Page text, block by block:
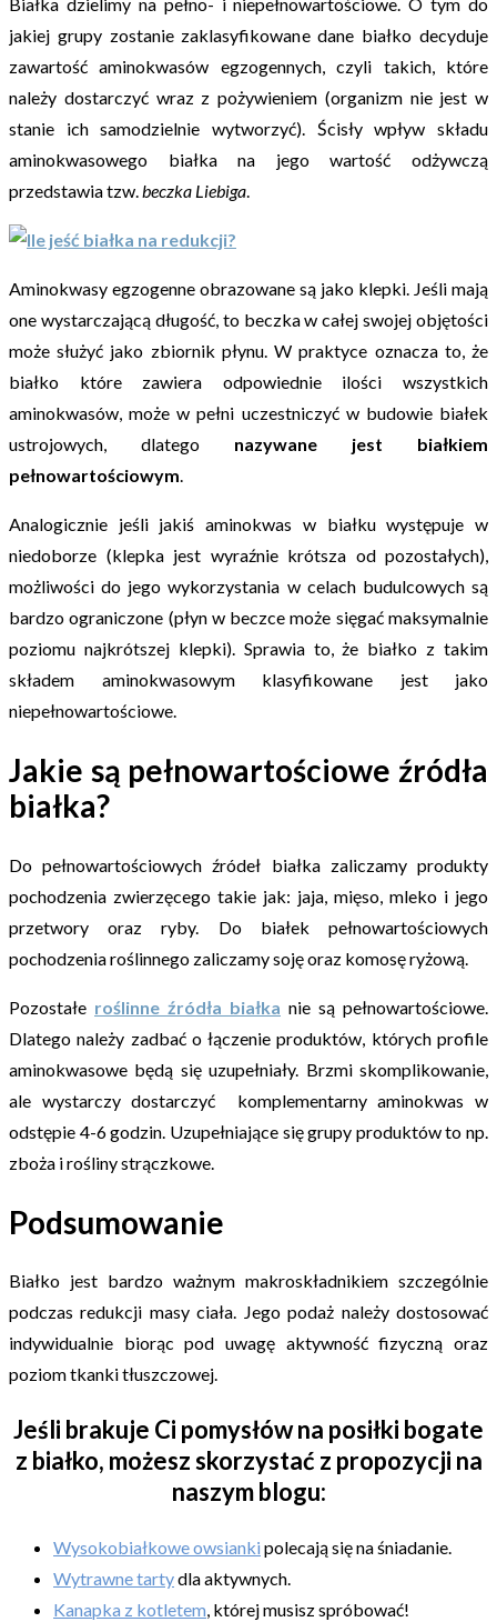
jakiej grupy zostanie zaklasyfikowane dane białko decyduje
zawartość aminokwasów egzogennych, czyli takich, które
należy dostarczyć wraz z pożywieniem (organizm nie jest w
stanie ich samodzielnie wytworzyć). Ścisły wpływ składu
aminokwasowego białka na jego wartość odżywczą
przedstawia tzw.beczka Liebiga.
Aminokwasy egzogenne obrazowane są jako klepki. Jeśli mają
one wystarczającą długość, to beczka w całej swojej objętości
może służyć jako zbiornik płynu. W praktyce oznacza to, że
białko które zawiera odpowiednie ilości wszystkich
aminokwasów, może w pełni uczestniczyć w budowie białek
ustrojowych, dlatego nazywane jest białkiem
pełnowartościowym.
Analogicznie jeśli jakiś aminokwas w białku występuje w
niedoborze (klepka jest wyraźnie krótsza od pozostałych),
możliwości do jego wykorzystania w celach budulcowych są
bardzo ograniczone (płyn w beczce może sięgać maksymalnie
poziomu najkrótszej klepki). Sprawia to, że białko z takim
składem aminokwasowym klasyfikowane jest jako
niepełnowartościowe.
Jakie są pełnowartościowe źródła
białka?
Do pełnowartościowych źródeł białka zaliczamy produkty
pochodzenia zwierzęcego takie jak: jaja, mięso, mleko i jego
przetwory oraz ryby. Do białek pełnowartościowych
pochodzenia roślinnego zaliczamy soję oraz komosę ryżową.
Pozostałe roślinne źródła białka nie są pełnowartościowe.
Dlatego należy zadbać o łączenie produktów, których profile
aminokwasowe będą się uzupełniały. Brzmi skomplikowanie,
ale wystarczy dostarczyć komplementarny aminokwas w
odstępie 4-6 godzin. Uzupełniające się grupy produktów to np.
zboża i rośliny strączkowe.
Podsumowanie
Białko jest bardzo ważnym makroskładnikiem szczególnie
podczas redukcji masy ciała. Jego podaż należy dostosować
indywidualnie biorąc pod uwagę aktywność fizyczną oraz
poziom tkanki tłuszczowej.
Jeśli brakuje Ci pomysłów na posiłki bogate
z białko, możesz skorzystać z propozycji na
naszym blogu:
Wysokobiałkowe owsianki polecają się na śniadanie.
Wytrawne tartydla aktywnych.
Kanapka z kotletem, której musisz spróbować!